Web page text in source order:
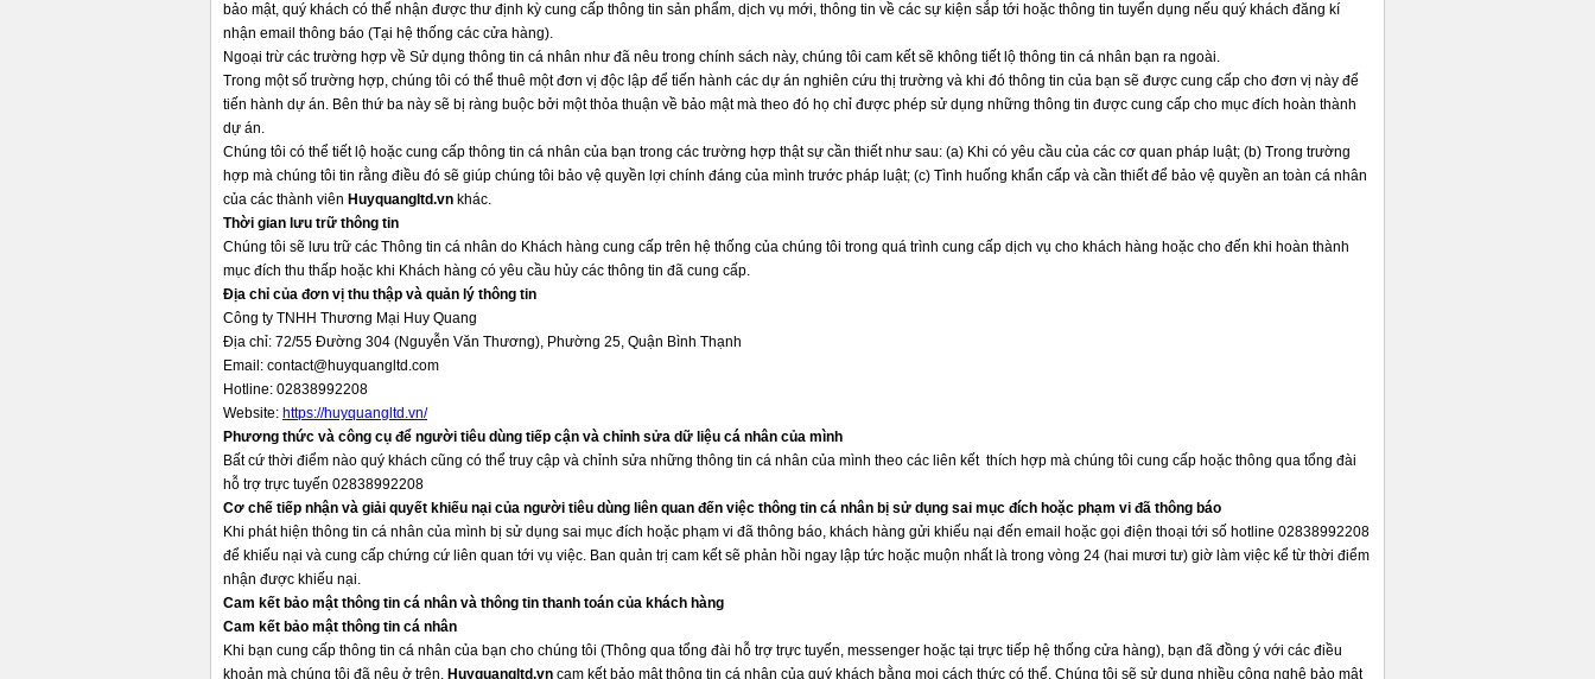
bảo mật, quý khách có thể nhận được thư định kỳ cung cấp thông tin sản phẩm, dịch vụ mới, thông tin về các sự kiện sắp tới hoặc thông tin tuyển dụng nếu quý khách đăng kí
nhận email thông báo (Tại hệ thống các cửa hàng).
Ngoại trừ các trường hợp về Sử dụng thông tin cá nhân như đã nêu trong chính sách này, chúng tôi cam kết sẽ không tiết lộ thông tin cá nhân bạn ra ngoài.
Trong một số trường hợp, chúng tôi có thể thuê một đơn vị độc lập để tiến hành các dự án nghiên cứu thị trường và khi đó thông tin của bạn sẽ được cung cấp cho đơn vị này để
tiến hành dự án. Bên thứ ba này sẽ bị ràng buộc bởi một thỏa thuận về bảo mật mà theo đó họ chỉ được phép sử dụng những thông tin được cung cấp cho mục đích hoàn thành
dự án.
Chúng tôi có thể tiết lộ hoặc cung cấp thông tin cá nhân của bạn trong các trường hợp thật sự cần thiết như sau: (a) Khi có yêu cầu của các cơ quan pháp luật; (b) Trong trường
hợp mà chúng tôi tin rằng điều đó sẽ giúp chúng tôi bảo vệ quyền lợi chính đáng của mình trước pháp luật; (c) Tình huống khẩn cấp và cần thiết để bảo vệ quyền an toàn cá nhân
của các thành viên Huyquangltd.vn khác.
Thời gian lưu trữ thông tin
Chúng tôi sẽ lưu trữ các Thông tin cá nhân do Khách hàng cung cấp trên hệ thống của chúng tôi trong quá trình cung cấp dịch vụ cho khách hàng hoặc cho đến khi hoàn thành
mục đích thu thấp hoặc khi Khách hàng có yêu cầu hủy các thông tin đã cung cấp.
Địa chỉ của đơn vị thu thập và quản lý thông tin
Công ty TNHH Thương Mại Huy Quang
Địa chỉ: 72/55 Đường 304 (Nguyễn Văn Thương), Phường 25, Quận Bình Thạnh
Email: contact@huyquangltd.com
Hotline: 02838992208
Website: https://huyquangltd.vn/
Phương thức và công cụ để người tiêu dùng tiếp cận và chỉnh sửa dữ liệu cá nhân của mình
Bất cứ thời điểm nào quý khách cũng có thể truy cập và chỉnh sửa những thông tin cá nhân của mình theo các liên kết thích hợp mà chúng tôi cung cấp hoặc thông qua tổng đài
hỗ trợ trực tuyến 02838992208
Cơ chế tiếp nhận và giải quyết khiếu nại của người tiêu dùng liên quan đến việc thông tin cá nhân bị sử dụng sai mục đích hoặc phạm vi đã thông báo
Khi phát hiện thông tin cá nhân của mình bị sử dụng sai mục đích hoặc phạm vi đã thông báo, khách hàng gửi khiếu nại đến email hoặc gọi điện thoại tới số hotline 02838992208
để khiếu nại và cung cấp chứng cứ liên quan tới vụ việc. Ban quản trị cam kết sẽ phản hồi ngay lập tức hoặc muộn nhất là trong vòng 24 (hai mươi tư) giờ làm việc kể từ thời điểm
nhận được khiếu nại.
Cam kết bảo mật thông tin cá nhân và thông tin thanh toán của khách hàng
Cam kết bảo mật thông tin cá nhân
Khi bạn cung cấp thông tin cá nhân của bạn cho chúng tôi (Thông qua tổng đài hỗ trợ trực tuyến, messenger hoặc tại trực tiếp hệ thống cửa hàng), bạn đã đồng ý với các điều
khoản mà chúng tôi đã nêu ở trên, Huyquangltd.vn cam kết bảo mật thông tin cá nhân của quý khách bằng mọi cách thức có thể. Chúng tôi sẽ sử dụng nhiều công nghệ bảo mật